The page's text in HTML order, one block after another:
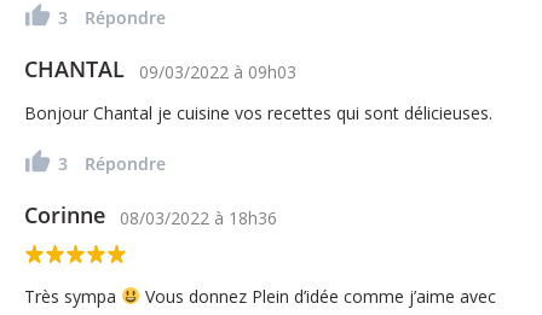
3 Répondre
CHANTAL 09/03/2022 à 09h03
Bonjour Chantal je cuisine vos recettes qui sont délicieuses.
3 Répondre
Corinne 08/03/2022 à 18h36
Très sympa
Vous donnez Plein d’idée comme j’aime avec